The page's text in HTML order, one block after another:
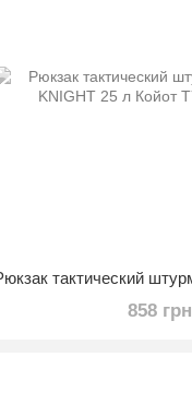
858 грн